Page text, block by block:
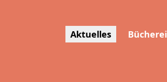
Aktuelles Bücherei